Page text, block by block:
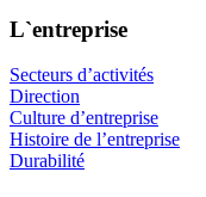
L`entreprise
Secteurs d’activités
Direction
Culture d’entreprise
Histoire de l’entreprise
Durabilité